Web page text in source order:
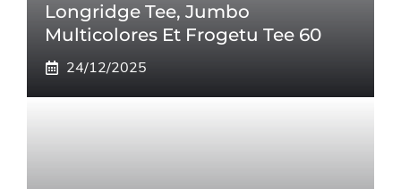
Longridge Tee, Jumbo
Multicolores Et Frogetu Tee 60
24/12/2025